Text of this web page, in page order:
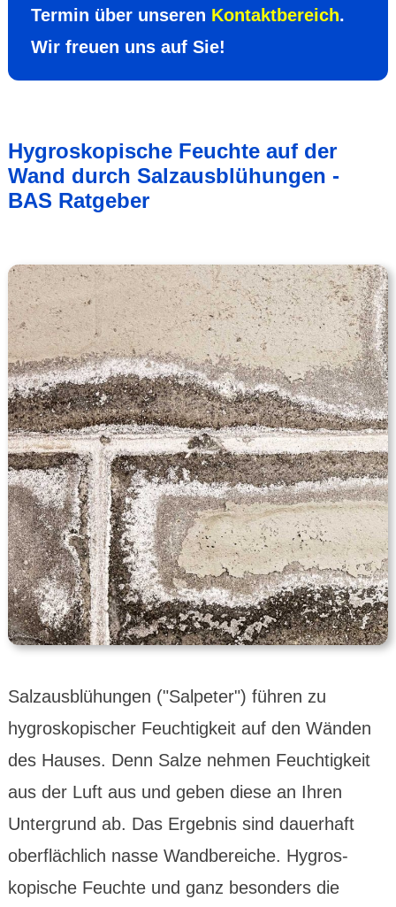
Termin über unseren Kontakt­bereich.
Wir freuen uns auf Sie!
Hygroskopische Feuchte auf der
Wand durch Salzausblühungen -
BAS Ratgeber
Salzaus­blühungen ("Salpeter") führen zu
hygros­kopischer Feuchtig­keit auf den Wänden
des Hauses. Denn Salze nehmen Feuch­tigkeit
aus der Luft aus und geben diese an Ihren
Unter­grund ab. Das Ergebnis sind dauer­haft
ober­flächlich nasse Wand­bereiche. Hygros­
kopische Feuchte und ganz besonders die